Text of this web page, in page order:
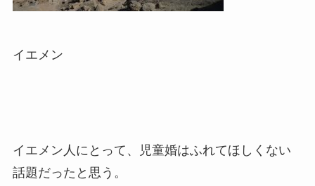
イエメン
イエメン人にとって、児童婚はふれてほしくない
話題だったと思う。